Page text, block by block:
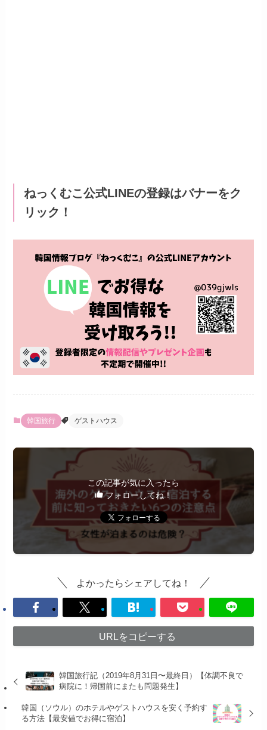
ねっくむこ公式LINEの登録はバナーをク
リック！
韓国旅行 ゲストハウス
この記事が気に入ったら
フォローしてね！
よかったらシェアしてね！
URLをコピーする
韓国旅行記（2019年8月31日〜最終日）【体調不良で
病院に！帰国前にまたも問題発生】
韓国（ソウル）のホテルやゲストハウスを安く予約す
る方法【最安値でお得に宿泊】